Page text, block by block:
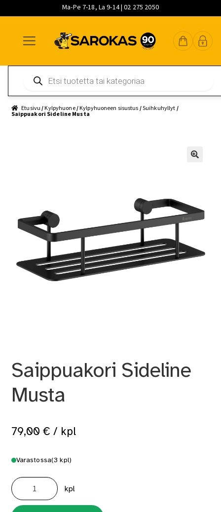
Ma-Pe 7-18, La 9-14 | 02 275 2050
navigointiin
sisältöön
pääsisältöön
search
Etusivu /Kylpyhuone/Kylpyhuoneen sisustus /Suihkuhyllyt /
Saippuakori Sideline Musta
Saippuakori Sideline
Musta
79,00 € / kpl
Varastossa(3 kpl)
Saippuakori
Sideline
Musta
määrä
kpl